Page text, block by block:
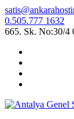
0.505.777 1632
665. Sk. No:30/4